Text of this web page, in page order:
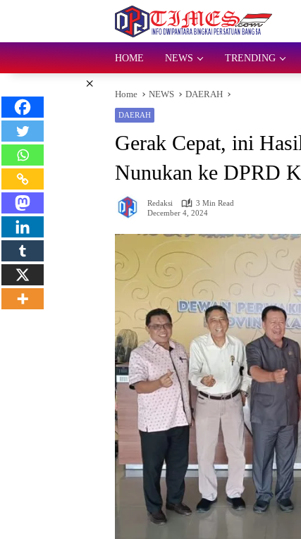
HOME NEWS TRENDING
×
Home NEWS DAERAH
DAERAH
Gerak Cepat, ini
Nunukan ke DPRD
Redaksi
3 Min Read
December 4, 2024